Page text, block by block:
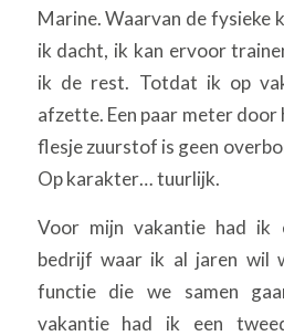
Marine. Waarvan de fysieke
ik dacht, ik kan ervoor
ik de rest. Totdat ik op
afzette. Een paar meter door
flesje zuurstof is geen
Op karakter… tuurlijk.
Voor mijn vakantie had ik
bedrijf waar ik al jaren wil
functie die we samen
vakantie had ik een